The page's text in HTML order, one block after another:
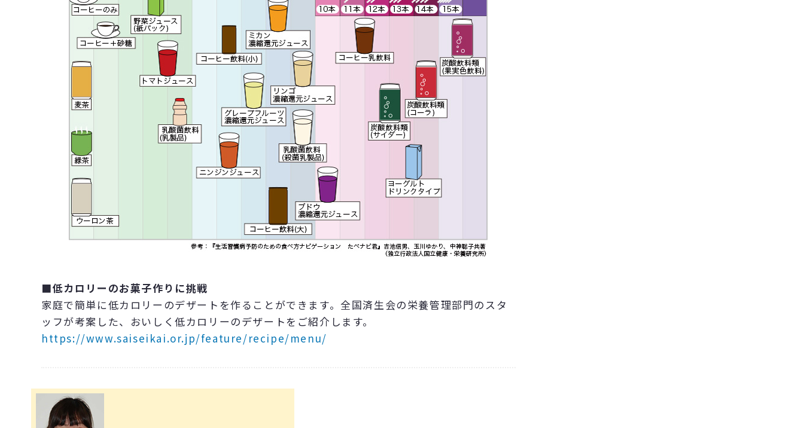
■低カロリーのお菓子作りに挑戦
家庭で簡単に低カロリーのデザートを作ることができます。全国済生会の栄養管理部門のスタ
ッフが考案した、おいしく低カロリーのデザートをご紹介します。
https://www.saiseikai.or.jp/feature/recipe/menu/